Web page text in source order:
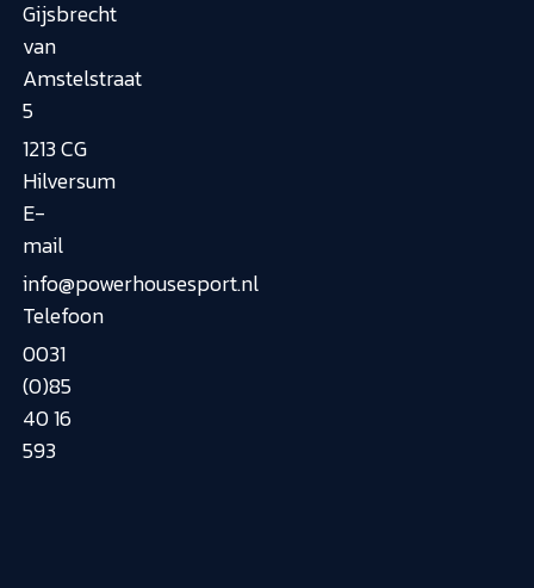
Gijsbrecht
van
Amstelstraat
5
1213 CG
Hilversum
E-
mail
info@powerhousesport.nl
Telefoon
0031
(0)85
40 16
593